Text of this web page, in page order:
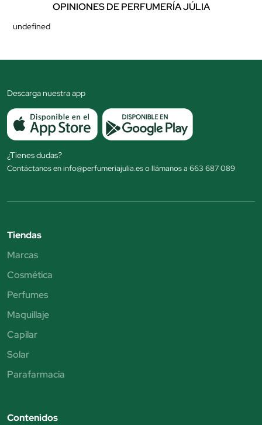
OPINIONES DE PERFUMERÍA JÚLIA
undefined
Descarga nuestra app
¿Tienes dudas?
Contáctanos en info@perfumeriajulia.es o llámanos a 663 687 089
Tiendas
Marcas
Cosmética
Perfumes
Maquillaje
Capilar
Solar
Parafarmacia
Contenidos